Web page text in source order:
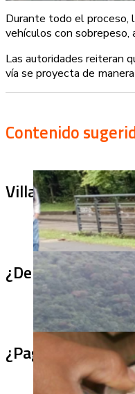
Durante todo el proceso,
vehículos con
Las autoridades reiteran
vía se proyecta de
Contenido
Villa Julia no
¿De qué sirve un
¿Pagaron menos